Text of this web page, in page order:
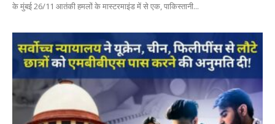
के मुंबई 26/11 आतंकी हमलों के मास्टरमाइंड में से एक, पाकिस्तानी...